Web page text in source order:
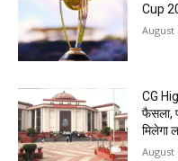
Cup
August
CG
फैसला,
मिलेगा
August